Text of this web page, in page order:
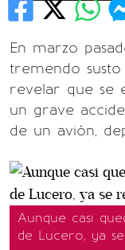
En marzo
tremendo
revelar que se
un grave
de un avión,
Aunque casi
de Lucero, ya